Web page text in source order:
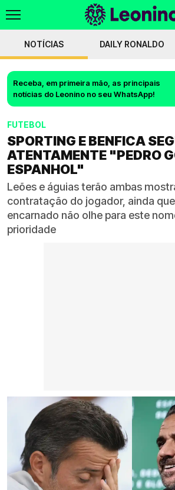
NOTÍCIAS DAILY RONALDO
Receba, em primeira mão, as principais
notícias do Leonino no seu WhatsApp!
FUTEBOL
SPORTING E BENFICA
ATENTAMENTE "PEDRO
ESPANHOL"
Leões e águias terão ambas
contratação do jogador, ainda
encarnado não olhe para este
prioridade